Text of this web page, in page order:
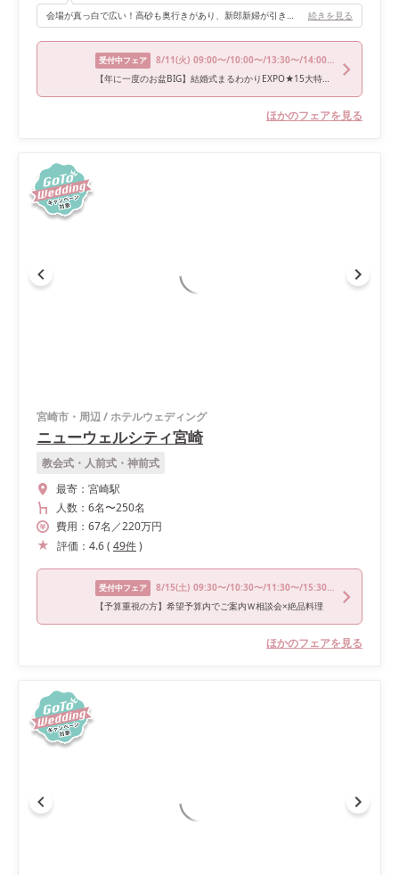
会場が真っ白で広い！高砂も奥行きがあり、新郎新婦が引き立ち、迫力抜群です。階段からの再入場の演出も最高です！ 続きを見る
受付中フェア 8/11(火) 09:00〜/10:00〜/13:30〜/14:00〜/18:00〜
【年に一度のお盆BIG】結婚式まるわかりEXPO★15大特典付き
ほかのフェアを見る
宮崎市・周辺/ホテルウェディング
ニューウェルシティ宮崎
教会式・人前式・神前式
最寄： 宮崎駅
人数： 6名〜250名
費用： 67名 ／220万円
評価： 4.6( 49件)
受付中フェア 8/15(土) 09:30〜/10:30〜/11:30〜/15:30〜
【予算重視の方】希望予算内でご案内Ｗ相談会×絶品料理
ほかのフェアを見る